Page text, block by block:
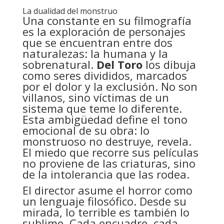
La dualidad del monstruo
Una constante en su filmografía
es la exploración de personajes
que se encuentran entre dos
naturalezas: la humana y la
sobrenatural. Del Torolos dibuja
como seres divididos, marcados
por el dolor y la exclusión. No son
villanos, sino víctimas de un
sistema que teme lo diferente.
Esta ambigüedad define el tono
emocional de su obra: lo
monstruoso no destruye, revela.
El miedo que recorre sus películas
no proviene de las criaturas, sino
de la intolerancia que las rodea.
El director asume el horror como
un lenguaje filosófico. Desde su
mirada, lo terrible es también lo